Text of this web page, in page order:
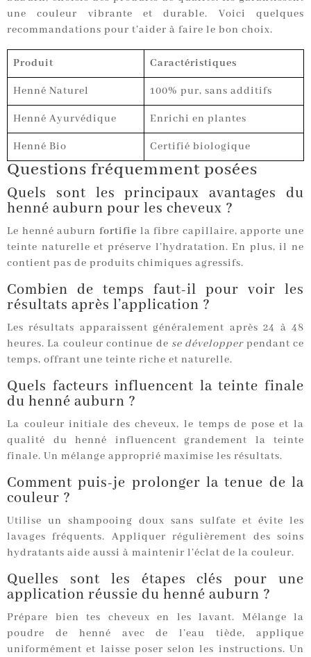
une couleur vibrante et durable. Voici quelques
recommandations pour t’aider à faire le bon choix.
Produit Caractéristiques
Henné Naturel 100% pur, sans additifs
Henné Ayurvédique Enrichi en plantes
Henné Bio Certifié biologique
Questions fréquemment posées
Quels sont les principaux avantages du
henné auburn pour les cheveux ?
Le henné auburn fortifie la fibre capillaire, apporte une
teinte naturelle et préserve l’hydratation. En plus, il ne
contient pas de produits chimiques agressifs.
Combien de temps faut-il pour voir les
résultats après l’application ?
Les résultats apparaissent généralement après 24 à 48
heures. La couleur continue de se développerpendant ce
temps, offrant une teinte riche et naturelle.
Quels facteurs influencent la teinte finale
du henné auburn ?
La couleur initiale des cheveux, le temps de pose et la
qualité du henné influencent grandement la teinte
finale. Un mélange approprié maximise les résultats.
Comment puis-je prolonger la tenue de la
couleur ?
Utilise un shampooing doux sans sulfate et évite les
lavages fréquents. Appliquer régulièrement des soins
hydratants aide aussi à maintenir l’éclat de la couleur.
Quelles sont les étapes clés pour une
application réussie du henné auburn ?
Prépare bien tes cheveux en les lavant. Mélange la
poudre de henné avec de l’eau tiède, applique
uniformément et laisse poser selon les instructions. Un